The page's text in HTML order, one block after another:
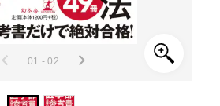
01 - 02